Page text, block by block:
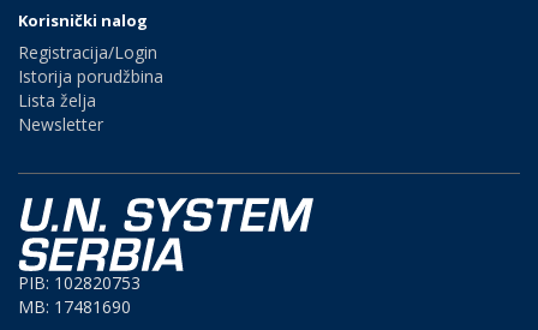
Korisnički nalog
Registracija/Login
Istorija porudžbina
Lista želja
Newsletter
PIB: 102820753
MB: 17481690